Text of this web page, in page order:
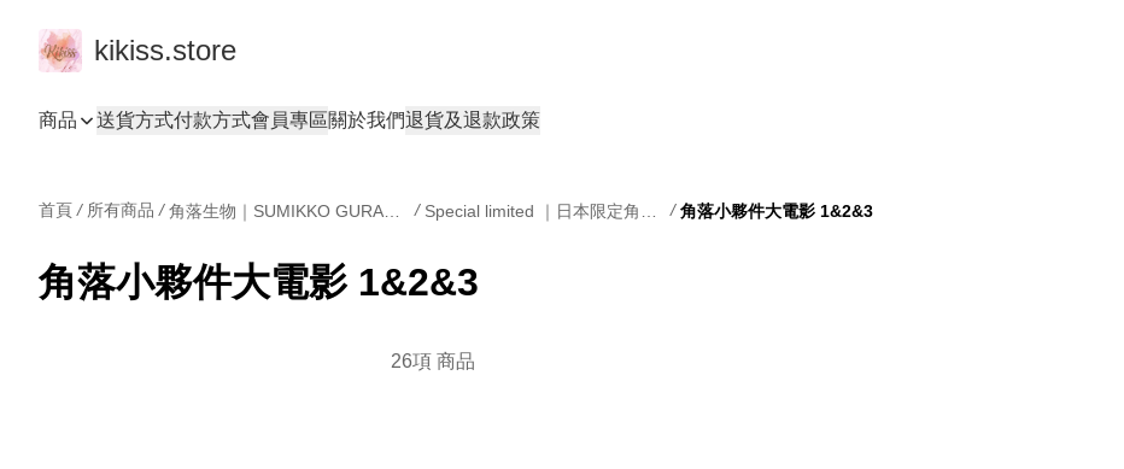
kikiss.store
商品 送貨方式付款方式會員專區關於我們退貨及退款政策
首頁 / 所有商品 / / / 角落小夥件大電影 1&2&3
角落小夥件大電影 1&2&3
26項 商品